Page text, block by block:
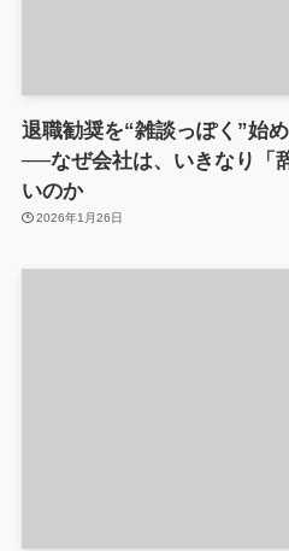
退職勧奨を“雑談っぽく”始
──なぜ会社は、いきなり「
いのか
2026年1月26日